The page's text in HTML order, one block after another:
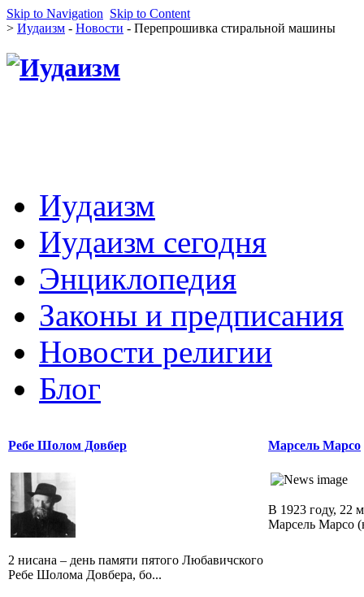
Skip to Navigation Skip to Content
> Иудаизм - Новости - Перепрошивка стиральной машины
Иудаизм
Иудаизм сегодня
Энциклопедия
Законы и предписания
Новости религии
Блог
Ребе Шолом Довбер
2 нисана – день памяти пятого Любавичского
Ребе Шолома Довбера, бо...
Марсель Марсо
В 1923 году, 22
Марсель Марсо